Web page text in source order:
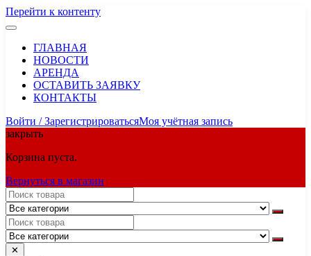
Перейти к контенту
ГЛАВНАЯ
НОВОСТИ
АРЕНДА
ОСТАВИТЬ ЗАЯВКУ
КОНТАКТЫ
Войти / ЗарегистрироватьсяМоя учётная запись
закрыть
Корзина пуста.
Вернуться в магазин
✕